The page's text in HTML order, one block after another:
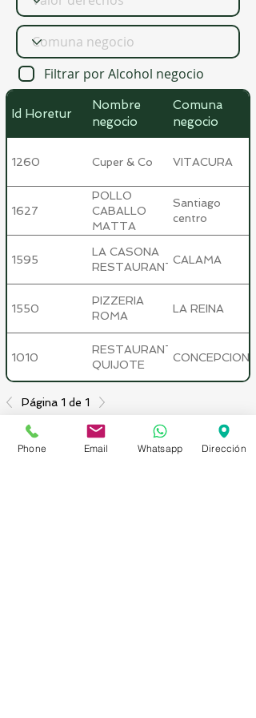
Filtrar por Alcohol negocio
Id Horetur
Nombre
negocio
Comuna
negocio
1260 Cuper & Co VITACURA
1627
POLLO
CABALLO
MATTA
Santiago
centro
1595
LA CASONA
RESTAURANT
CALAMA
1550
PIZZERIA
ROMA
LA REINA
1010
RESTAURANT
QUIJOTE
CONCEPCION
Página 1 de 1
Agrega
Phone Email Whatsapp Dirección